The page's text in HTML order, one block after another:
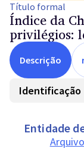
Título formal
Índice da
privilégios:
Descrição
Identificação
Entidade
Arquivo